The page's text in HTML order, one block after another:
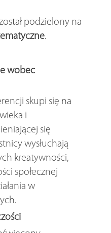
podzielony na
.
wobec
skupi się na
i
się
wysłuchają
kreatywności,
społecznej
w